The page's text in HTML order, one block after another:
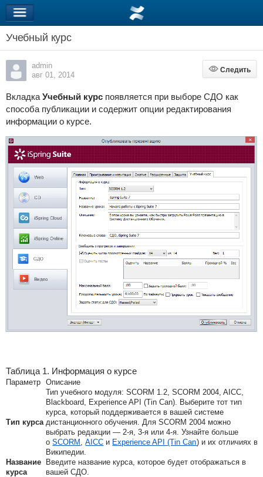
Учебный курс
admin
авг 01, 2014
Следить
Следить
Вкладка Учебный курспоявляется при выборе СДО как
способа публикации и содержит опции редактирования
информации о курсе.
Таблица 1. Информация о курсе
Параметр Описание
Тип курса
Тип учебного модуля: SCORM 1.2, SCORM 2004, AICC,
Blackboard, Experience API (Tin Can). Выберите тот тип
курса, который поддерживается в вашей системе
дистанционного обучения. Для SCORM 2004 можно
выбрать редакции — 2-я, 3-я или 4-я. Узнайте больше
о SCORM , AICCи Experience API (Tin Can) и их отличиях в
Википедии.
Название
курса
Введите название курса, которое будет отображаться в
вашей СДО.